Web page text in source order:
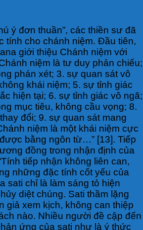
ý đơn thuần”, các thiền sư đã
tính cho chánh niệm. Đầu tiên,
giới thiệu Chánh niệm với
niệm là tư duy phản chiếu;
phán xét; 3. sự quan sát vô
khái niệm; 5. sự tỉnh giác
hiện tại; 6. sự tỉnh giác vô ngã;
mục tiêu, không cầu vọng; 8.
đổi; 9. sự quan sát mang
niệm là một khái niệm cực
bằng ngôn từ…” [13]. Tiếp
đồng trong nhận định của
tiếp nhận không liên can,
những đặc tính cốt yếu của
sati chỉ là làm sáng tỏ hiện
diệt chúng. Sati thầm lặng
giả xem kịch, không can thiệp
nào. Nhiều người đề cập đến
ứng của sati như là ý thức